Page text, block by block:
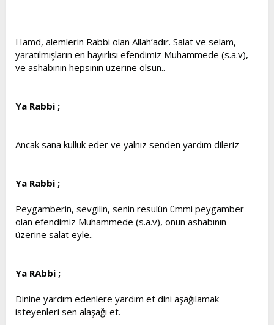
Hamd, alemlerin Rabbi olan Allah’adır. Salat ve selam,
yaratılmışların en hayırlısı efendimiz Muhammede (s.a.v),
ve ashabının hepsinin üzerine olsun..
Ya Rabbi ;
Ancak sana kulluk eder ve yalnız senden yardım dileriz
Ya Rabbi ;
Peygamberin, sevgilin, senin resulün ümmi peygamber
olan efendimiz Muhammede (s.a.v), onun ashabının
üzerine salat eyle..
Ya RAbbi ;
Dinine yardım edenlere yardım et dini aşağılamak
isteyenleri sen alaşağı et.